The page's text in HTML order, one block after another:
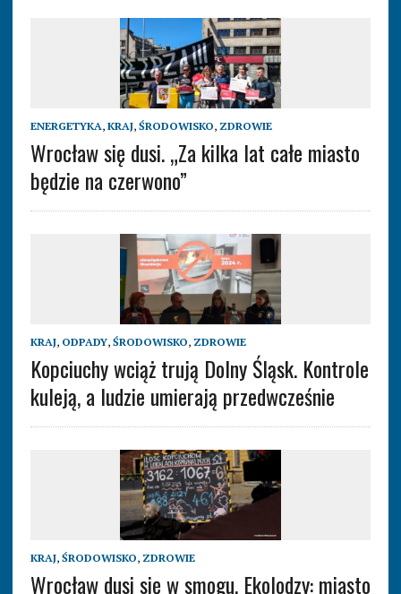
ENERGETYKA, KRAJ, ŚRODOWISKO, ZDROWIE
Wrocław się dusi. „Za kilka lat całe miasto
będzie na czerwono”
KRAJ, ODPADY, ŚRODOWISKO, ZDROWIE
Kopciuchy wciąż trują Dolny Śląsk. Kontrole
kuleją, a ludzie umierają przedwcześnie
KRAJ, ŚRODOWISKO, ZDROWIE
Wrocław dusi się w smogu. Ekolodzy: miasto